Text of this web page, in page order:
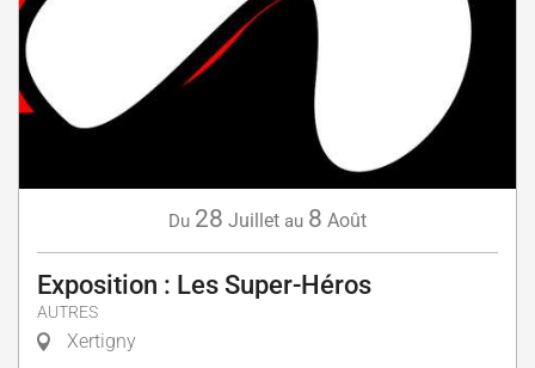
Du 28 Juillet au 8 Août
Exposition : Les Super-Héros
AUTRES
Xertigny